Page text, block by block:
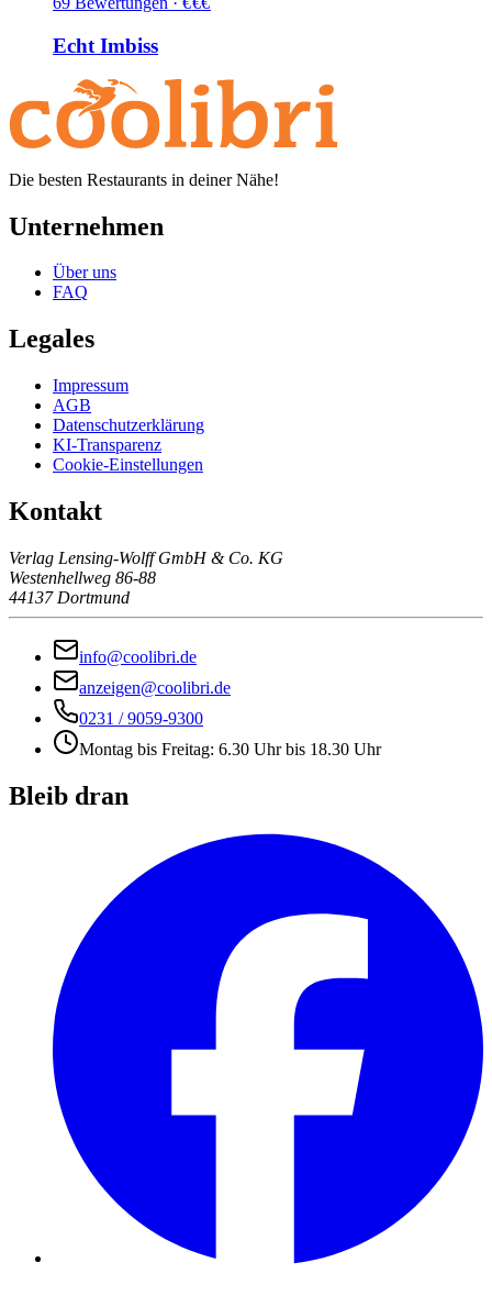
Echt Imbiss
Die besten Restaurants in deiner Nähe!
Unternehmen
Über uns
FAQ
Legales
Impressum
AGB
Datenschutzerklärung
KI-Transparenz
Cookie-Einstellungen
Kontakt
Verlag Lensing-Wolff GmbH & Co. KG
Westenhellweg 86-88
44137 Dortmund
info@coolibri.de
anzeigen@coolibri.de
0231 / 9059-9300
Montag bis Freitag: 6.30 Uhr bis 18.30 Uhr
Bleib dran